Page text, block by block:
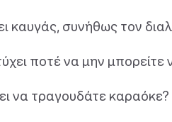
καυγάς, συνήθως τον
ποτέ να μην
να τραγουδάτε καραόκε?